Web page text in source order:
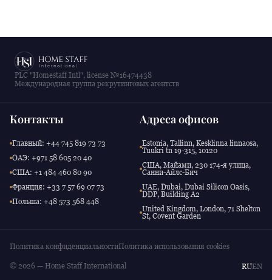
PLC "Homestaff Intl", license №16474438
Международная группа рекрутинговых агентств
Контакты
Главный: +44 745 819 73 73
ОАЭ: +971 58 605 20 40
США: +1 484 460 80 90
Франция: +33 7 57 69 07 73
Польша: +48 573 568 448
Адреса офисов
Estonia, Tallinn, Kesklinna linnaosa,
Tuukri tn 19-315, 10120
США, Майами, 230 174-я улица,
Санни-Айлс-Бич
UAE, Dubai, Dubai Silicon Oasis,
DDP, Building A2
United Kingdom, London, 71 Shelton
St, Covent Garden
Политика конфиденциальностиПолитика использования cookies
© 2026 — Home Staff International RUEN